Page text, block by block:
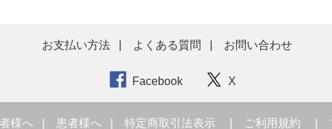
お支払い方法 よくある質問 お問い合わせ
Facebook X
様へ 患者様へ 特定商取引法表示 ご利用規約